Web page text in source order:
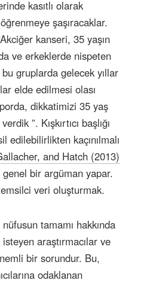
kasıtlı olarak
şaşıracaklar.
kanseri, 35 yaşın
ve erkeklerde nispeten
gruplarda gelecek yıllar
elde edilmesi olası
dikkatimizi 35 yaş
”. Kışkırtıcı başlığı
edilebilirlikten kaçınılmalı
and Hatch (2013)
bir argüman yapar.
veri oluşturmak.
tamamı hakkında
araştırmacılar ve
bir sorundur. Bu,
odaklanan